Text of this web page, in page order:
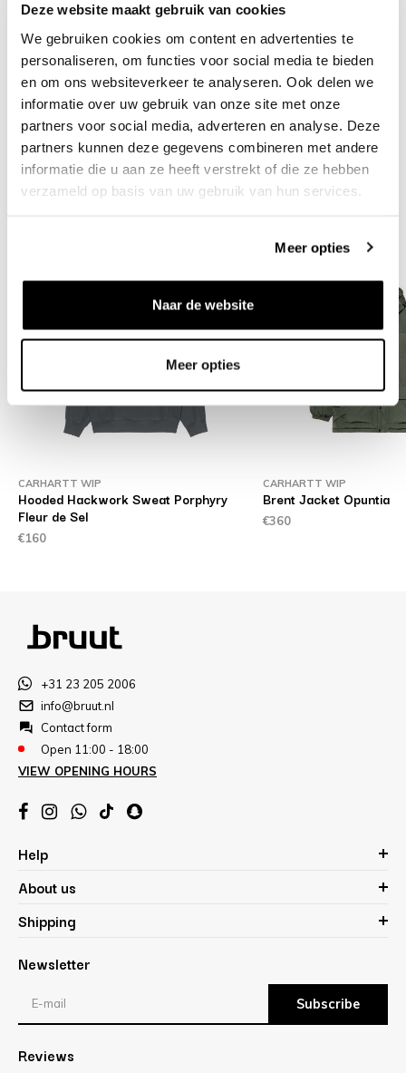
Deze website maakt gebruik van cookies
We gebruiken cookies om content en advertenties te
personaliseren, om functies voor social media te bieden
en om ons websiteverkeer te analyseren. Ook delen we
informatie over uw gebruik van onze site met onze
partners voor social media, adverteren en analyse. Deze
partners kunnen deze gegevens combineren met andere
informatie die u aan ze heeft verstrekt of die ze hebben
verzameld op basis van uw gebruik van hun services.
Meer opties
Naar de website
Meer opties
Need help? We're glad to help
info@bruut.nl Live chat Whatsapp
About this product
Shipment and returns
Related products
CARHARTT WIP
Hooded Hackwork Sweat Porphyry
Fleur de Sel
€160
CARHARTT WIP
Brent Jacket Opuntia
€360
+31 23 205 2006
info@bruut.nl
Contact form
Open 11:00 - 18:00
VIEW OPENING HOURS
Help
About us
Shipping
Newsletter
Subscribe
Reviews